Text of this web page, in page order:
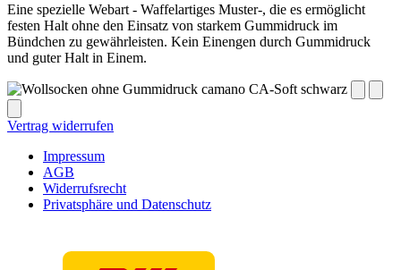
Eine spezielle Webart - Waffelartiges Muster-, die es ermöglicht
festen Halt ohne den Einsatz von starkem Gummidruck im
Bündchen zu gewährleisten. Kein Einengen durch Gummidruck
und guter Halt in Einem.
Vertrag widerrufen
Impressum
AGB
Widerrufsrecht
Privatsphäre und Datenschutz